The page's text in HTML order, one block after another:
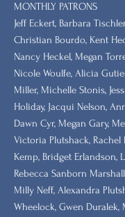
MONTHLY PATRONS
​Jeff Eckert, Barbara
Christian Bourdo, Kent
Nancy Heckel, Megan
Nicole Woulfe, Alicia
Miller, Michelle Stonis,
Holiday, Jacqui Nelson,
Dawn Cyr, Megan Gary,
Victoria Plutshack, Rachel
Kemp, Bridget Erlandson,
Rebecca Sanborn
Milly Neff, Alexandra
Wheelock, Gwen Duralek,